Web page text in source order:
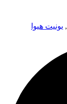
, یونیت هیوا